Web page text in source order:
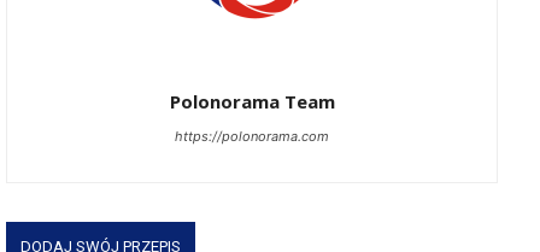
Polonorama Team
https://polonorama.com
DODAJ SWÓJ PRZEPIS